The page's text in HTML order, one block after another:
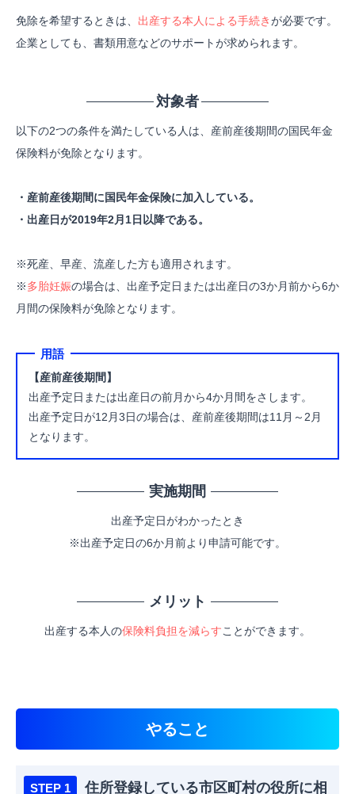
免除を希望するときは、 出産する本人による手続きが必要です。
企業としても、書類用意などのサポートが求められます。
対象者
以下の2つの条件を満たしている人は、産前産後期間の国民年金
保険料が免除となります。
・産前産後期間に国民年金保険に加入している。
・出産日が2019年2月1日以降である。
※死産、早産、流産した方も適用されます。
※多胎妊娠の場合は、出産予定日または出産日の3か月前から6か
月間の保険料が免除となります。
用語
【産前産後期間】
出産予定日または出産日の前月から4か月間をさします。
出産予定日が12月3日の場合は、産前産後期間は11月～2月
となります。
実施期間
出産予定日がわかったとき
※出産予定日の6か月前より申請可能です。
メリット
出産する本人の保険料負担を減らすことができます。
やること
住所登録している市区町村の役所に相